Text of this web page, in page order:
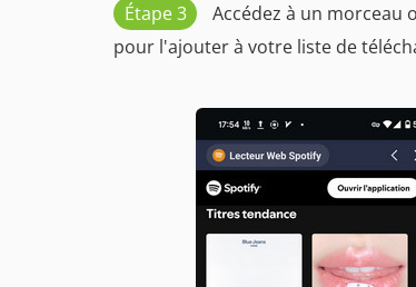
Étape 3 Accédez à un morceau
pour l'ajouter à votre liste de